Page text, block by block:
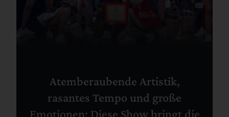
Atemberaubende Artistik,
rasantes Tempo und große
Emotionen: Diese Show bringt die